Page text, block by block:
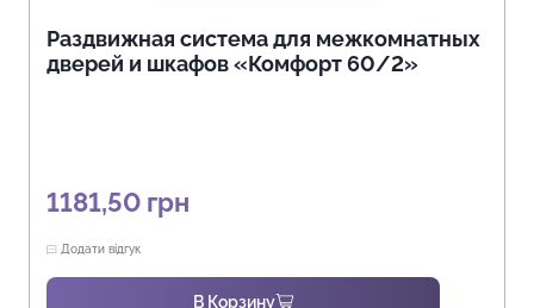
Раздвижная система для межкомнатных
дверей и шкафов «Комфорт 60/2»
1181,50 грн
Додати відгук
В Корзину